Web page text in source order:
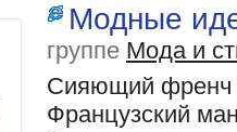
Модные
группе Мода и
Сияющий френч
Французский